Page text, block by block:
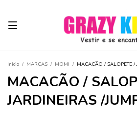
Início / MARCAS / MOMI / MACACÃO / SALOPETE /
MACACÃO /
JARDINEIRAS /